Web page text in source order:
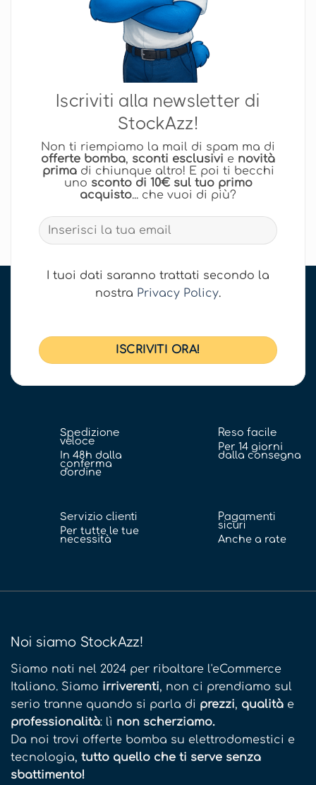
Iscriviti alla newsletter di
StockAzz!
Non ti riempiamo la mail di spam ma di
offerte bomba, sconti esclusivi e novità
primadi chiunque altro! E poi ti becchi
uno sconto di 10€ sul tuo primo
acquisto... che vuoi di più?
I tuoi dati saranno trattati secondo la
nostra Privacy Policy.
Spedizione
veloce
In 48h dalla
conferma
d'ordine
Reso facile
Per 14 giorni
dalla consegna
Servizio clienti
Per tutte le tue
necessità
Pagamenti
sicuri
Anche a rate
Noi siamo StockAzz!
Siamo nati nel 2024 per ribaltare l'eCommerce
Italiano. Siamo irriverenti, non ci prendiamo sul
serio tranne quando si parla di prezzi, qualità e
professionalità: lì non scherziamo.
Da noi trovi offerte bomba su elettrodomestici e
tecnologia, tutto quello che ti serve senza
sbattimento!